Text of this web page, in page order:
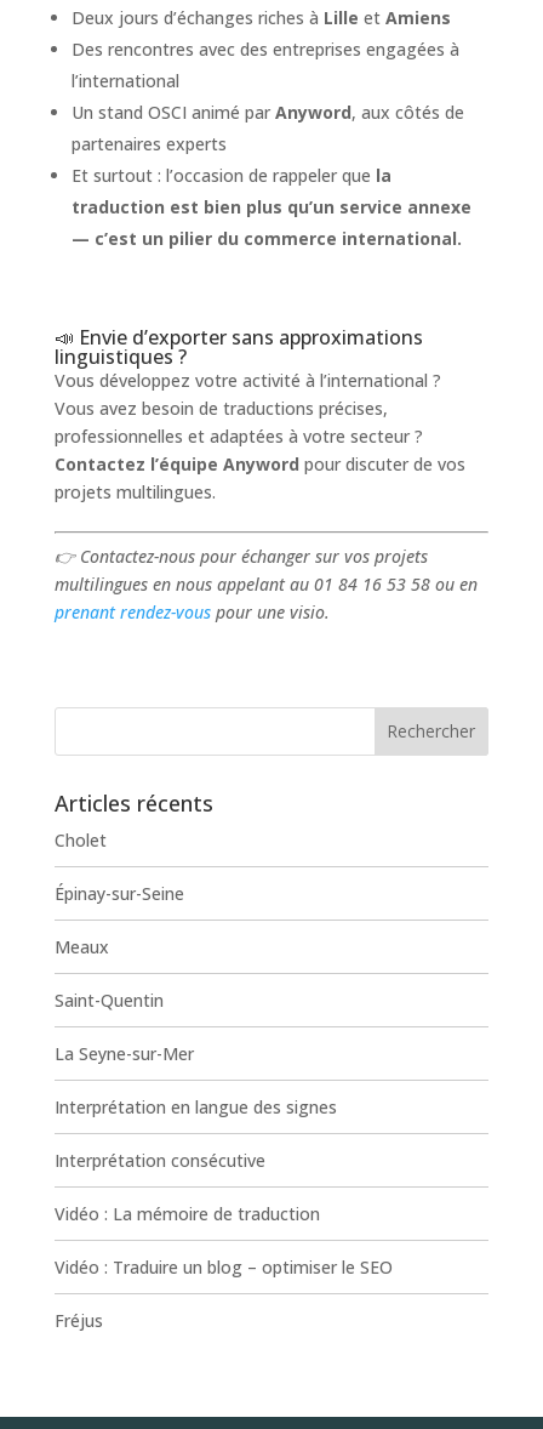
Deux jours d’échanges riches à Lille et Amiens
Des rencontres avec des entreprises engagées à
l’international
Un stand OSCI animé par Anyword, aux côtés de
partenaires experts
Et surtout : l’occasion de rappeler que la
traduction est bien plus qu’un service annexe
— c’est un pilier du commerce international.
📣 Envie d’exporter sans approximations
linguistiques ?
Vous développez votre activité à l’international ?
Vous avez besoin de traductions précises,
professionnelles et adaptées à votre secteur ?
Contactez l’équipe Anyword pour discuter de vos
projets multilingues.
👉 Contactez-nous pour échanger sur vos projets
multilingues en nous appelant au 01 84 16 53 58 ou en
prenant rendez-vouspour une visio.
Articles récents
Cholet
Épinay-sur-Seine
Meaux
Saint-Quentin
La Seyne-sur-Mer
Interprétation en langue des signes
Interprétation consécutive
Vidéo : La mémoire de traduction
Vidéo : Traduire un blog – optimiser le SEO
Fréjus